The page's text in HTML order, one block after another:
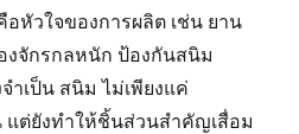
หัวใจของการผลิต เช่น ยาน
งจักรกลหนัก ป้องกันสนิม
ำเป็น สนิม ไม่เพียงแค่
แต่ยังทำให้ชิ้นส่วนสำคัญเสื่อม